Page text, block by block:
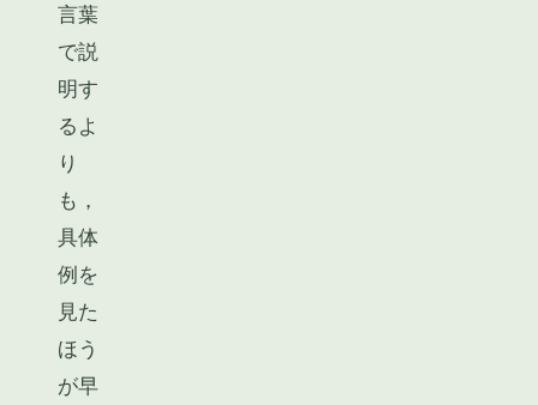
言葉
で説
明す
るよ
り
も，
具体
例を
見た
ほう
が早